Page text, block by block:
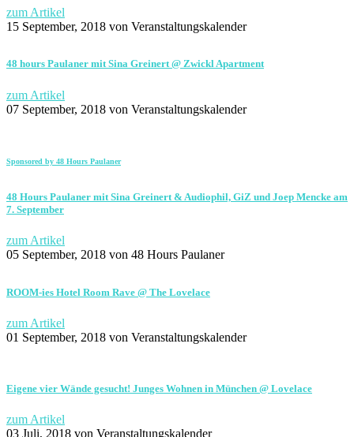
zum Artikel
15 September, 2018 von Veranstaltungskalender
48 hours Paulaner mit Sina Greinert @ Zwickl Apartment
zum Artikel
07 September, 2018 von Veranstaltungskalender
Sponsored by 48 Hours Paulaner
48 Hours Paulaner mit Sina Greinert & Audiophil, GiZ und Joep Mencke am
7. September
zum Artikel
05 September, 2018 von 48 Hours Paulaner
ROOM-ies Hotel Room Rave @ The Lovelace
zum Artikel
01 September, 2018 von Veranstaltungskalender
Eigene vier Wände gesucht! Junges Wohnen in München @ Lovelace
zum Artikel
03 Juli, 2018 von Veranstaltungskalender